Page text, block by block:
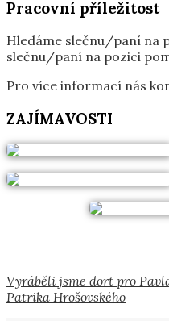
Pracovní příležitost
Hledáme slečnu/paní
slečnu/paní na pozici
Pro více informací nás
ZAJÍMAVOSTI
Vyráběli jsme dort pro
Patrika Hrošovského